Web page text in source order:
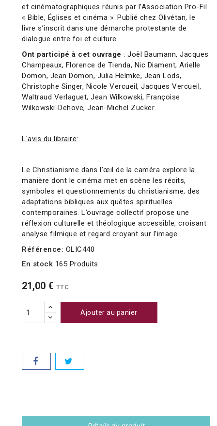
et cinématographiques réunis par l’Association Pro-Fil
« Bible, Églises et cinéma ». Publié chez Olivétan, le
livre s’inscrit dans une démarche protestante de
dialogue entre foi et culture
Ont participé à cet ouvrage : Joël Baumann, Jacques
Champeaux, Florence de Tienda, Nic Diament, Arielle
Domon, Jean Domon, Julia Helmke, Jean Lods,
Christophe Singer, Nicole Vercueil, Jacques Vercueil,
Waltraud Verlaguet, Jean Wilkowski, Françoise
Wilkowski-Dehove, Jean-Michel Zucker
L'avis du libraire:
Le Christianisme dans l’œil de la caméra explore la
manière dont le cinéma met en scène les récits,
symboles et questionnements du christianisme, des
adaptations bibliques aux quêtes spirituelles
contemporaines. L’ouvrage collectif propose une
réflexion culturelle et théologique accessible, croisant
analyse filmique et regard croyant sur l’image.
Référence: OLIC440
En stock 165 Produits
21,00 € TTC
Ajouter au panier